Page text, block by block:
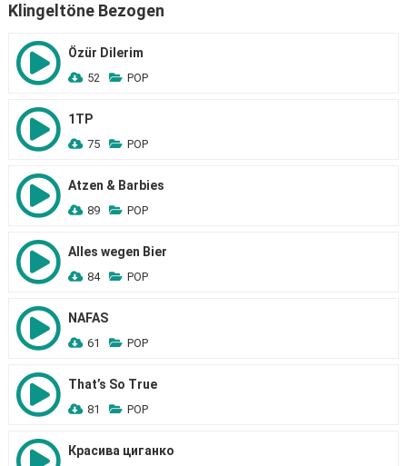
Klingeltöne Bezogen
Özür Dilerim
52 POP
1TP
75 POP
Atzen & Barbies
89 POP
Alles wegen Bier
84 POP
NAFAS
61 POP
That’s So True
81 POP
Красива циганко